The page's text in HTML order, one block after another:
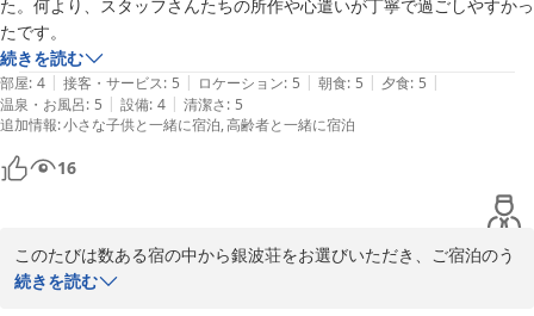
お気持ちにさせてしまいましたこと心苦しく存じます。
炊き込みご飯の味付けにおきまして、しょっぱかったとのこと、誠
に申し訳ございませんでした。
せっかくのご夕食の締めくくりに、ご不快な思いをさせてしまいま
したことを深くお詫び申し上げます。
料理長および厨房スタッフに共有し、味付けの再確認と徹底した品
質管理を行い、改善に努めてまいる
いただきました大切なご意見を真摯に受け止め、より心地よくお過
ごしいただける宿へと、さらに進化
してまいります。 誠に勝手なお願いではございますが、ぜひまたの
た。何より、スタッフさんたちの所作や心遣いが丁寧で過ごしやすかっ
たです。
続きを読む
部屋: 4 | 接客・サービス: 5 | ロケーション: 5 | 朝食: 5 | 夕食: 5 |
温泉・お風呂: 5 | 設備: 4 | 清潔さ: 5
追加情報:小さな子供と一緒に宿泊 高齢者と一緒に宿泊
16
このたびは数ある宿の中から銀波荘をお選びいただき、ご宿泊のう
えご感想までお寄せくださり、誠にありがとうございます。
続きを読む